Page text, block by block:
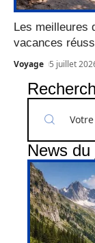
Les meilleures
vacances
Voyage 5 juillet
News du